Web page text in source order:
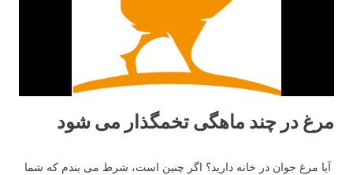
عدد تخم‌مرغ در سال تولید می‌کند. در حالی‌که مرغ بلک استار کمی
مرغ در چند ماهگی تخمگذار می شود
آیا مرغ جوان در خانه دارید؟ اگر چنین است، شرط می بندم که شما